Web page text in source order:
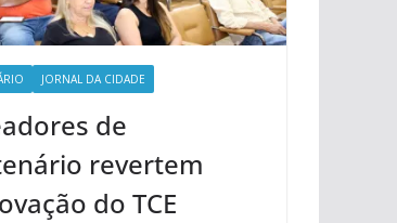
JORNAL DA CIDADE
de
revertem
do TCE